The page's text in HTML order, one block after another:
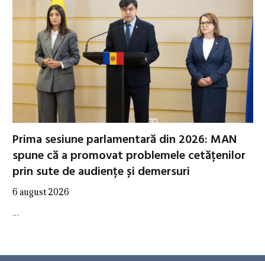
Prima sesiune parlamentară din 2026: MAN
spune că a promovat problemele cetățenilor
prin sute de audiențe și demersuri
6 august 2026
…